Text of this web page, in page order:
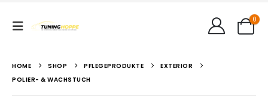
0
HOME SHOP PFLEGEPRODUKTE
EXTERIOR
POLIER- & WACHSTUCH